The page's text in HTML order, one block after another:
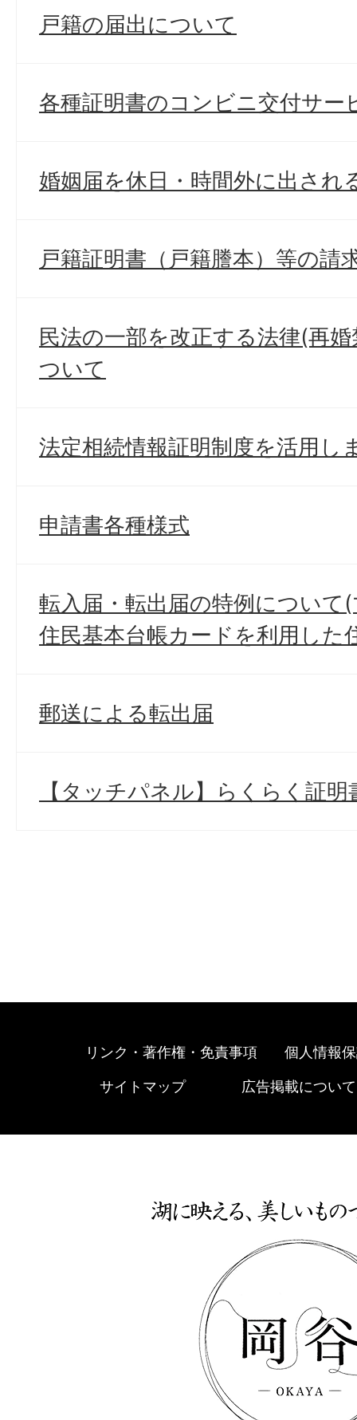
戸籍の届出について
各種証明書のコンビニ交付サ
婚姻届を休日・時間外に出され
戸籍証明書（戸籍謄本）等の請
民法の一部を改正する法律(再
ついて
法定相続情報証明制度を活用し
申請書各種様式
転入届・転出届の特例について
住民基本台帳カードを利用した
郵送による転出届
【タッチパネル】らくらく証
リンク・著作権・免責事項 個人情報
サイトマップ 広告掲載について